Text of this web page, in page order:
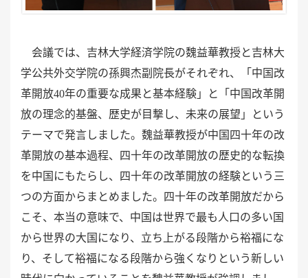
会議では、吉林大学経済学院の魏益華教授と吉林大
学公共外交学院の孫興杰副院長がそれぞれ、「中国改
革開放40年の重要な成果と基本経験」と「中国改革開
放の理念的基盤、歴史が目撃し、未来の展望」という
テーマで発言しました。魏益華教授が中国四十年の改
革開放の基本過程、四十年の改革開放の歴史的な転換
を中国にもたらし、四十年の改革開放の経験という三
つの方面からまとめました。四十年の改革開放だから
こそ、本当の意味で、中国は世界で最も人口の多い国
から世界の大国になり、立ち上がる段階から裕福にな
り、そして裕福になる段階から強くなりという新しい